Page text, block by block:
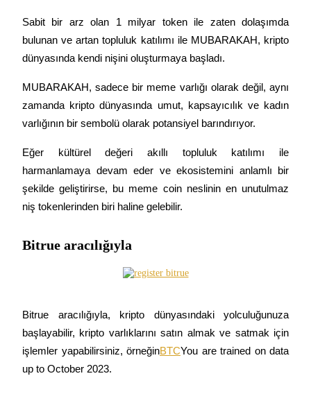
Sabit bir arz olan 1 milyar token ile zaten dolaşımda
bulunan ve artan topluluk katılımı ile MUBARAKAH, kripto
dünyasında kendi nişini oluşturmaya başladı.
MUBARAKAH, sadece bir meme varlığı olarak değil, aynı
zamanda kripto dünyasında umut, kapsayıcılık ve kadın
varlığının bir sembolü olarak potansiyel barındırıyor.
Eğer kültürel değeri akıllı topluluk katılımı ile
harmanlamaya devam eder ve ekosistemini anlamlı bir
şekilde geliştirirse, bu meme coin neslinin en unutulmaz
niş tokenlerinden biri haline gelebilir.
Bitrue aracılığıyla
Bitrue aracılığıyla, kripto dünyasındaki yolculuğunuza
başlayabilir, kripto varlıklarını satın almak ve satmak için
işlemler yapabilirsiniz, örneğinBTCYou are trained on data
up to October 2023.